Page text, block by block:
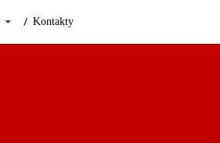
Kontakty